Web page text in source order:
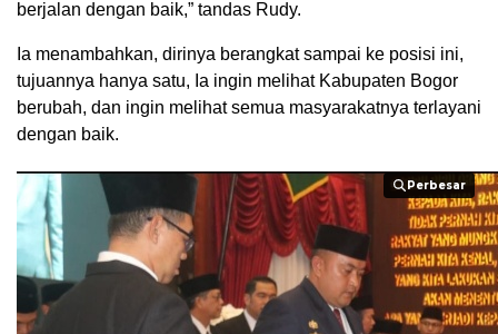
berjalan dengan baik,” tandas Rudy.
Ia menambahkan, dirinya berangkat sampai ke posisi ini,
tujuannya hanya satu, Ia ingin melihat Kabupaten Bogor
berubah, dan ingin melihat semua masyarakatnya terlayani
dengan baik.
Perbesar
Perbesar